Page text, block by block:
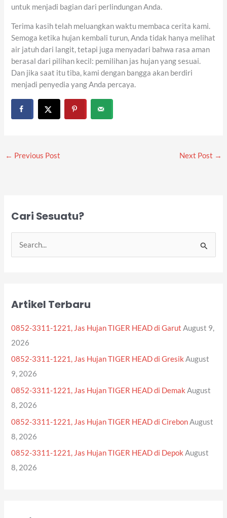
untuk menjadi bagian dari perlindungan Anda.
Terima kasih telah meluangkan waktu membaca cerita kami.
Semoga ketika hujan kembali turun, Anda tidak hanya melihat
air jatuh dari langit, tetapi juga menyadari bahwa rasa aman
berasal dari pilihan kecil: pemilihan jas hujan yang sesuai.
Dan jika saat itu tiba, kami dengan bangga akan berdiri
menjadi penyedia yang Anda percaya.
← Previous Post Next Post →
Cari Sesuatu?
c
Artikel Terbaru
0852-3311-1221, Jas Hujan TIGER HEAD di Garut August 9,
2026
0852-3311-1221, Jas Hujan TIGER HEAD di Gresik August
9, 2026
0852-3311-1221, Jas Hujan TIGER HEAD di Demak August
8, 2026
0852-3311-1221, Jas Hujan TIGER HEAD di Cirebon August
8, 2026
0852-3311-1221, Jas Hujan TIGER HEAD di Depok August
8, 2026